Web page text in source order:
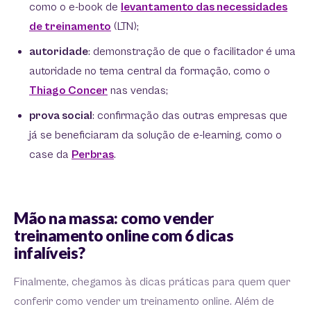
como o e-book de levantamento das necessidades
de treinamento (LTN);
autoridade: demonstração de que o facilitador é uma
autoridade no tema central da formação, como o
Thiago Concer nas vendas;
prova social: confirmação das outras empresas que
já se beneficiaram da solução de e-learning, como o
case da Perbras.
Mão na massa: como vender
treinamento online com 6 dicas
infalíveis?
Finalmente, chegamos às dicas práticas para quem quer
conferir como vender um treinamento online. Além de